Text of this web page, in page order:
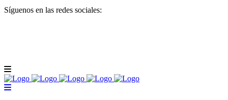
Síguenos en las redes sociales: